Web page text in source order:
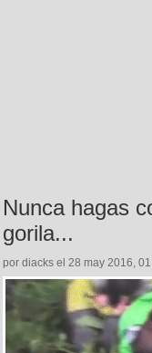
Nunca hagas
gorila...
por diacks el 28 may 2016,